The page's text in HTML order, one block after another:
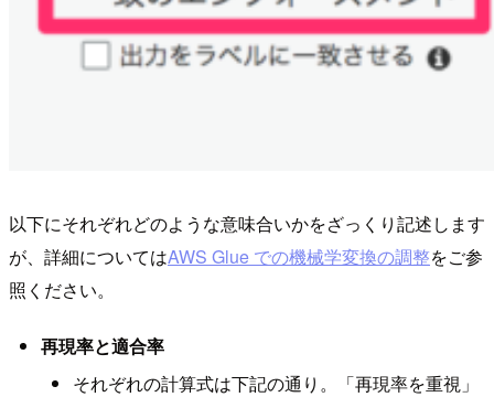
以下にそれぞれどのような意味合いかをざっくり記述します
が、詳細についてはAWS Glue での機械学変換の調整をご参
照ください。
再現率と適合率
それぞれの計算式は下記の通り。「再現率を重視」